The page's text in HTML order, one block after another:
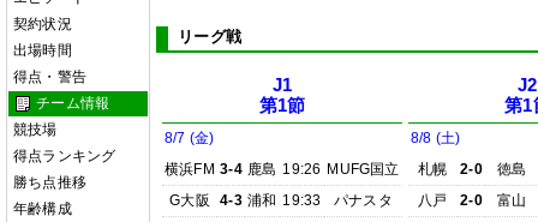
契約状況
出場時間
得点・警告
チーム情報
競技場
得点ランキング
勝ち点推移
年齢構成
リーグ戦
J1
第1節
8/7 (金)
横浜FM 3-4 鹿島 19:26 MUFG国立
G大阪
4-3 浦和 19:33
パナスタ
J2
第1
8/8 (土)
札幌
2-0
徳島
八戸
2-0
富山